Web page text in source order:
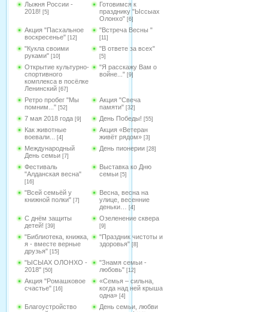
Лыжня России -
2018! [5]
Готовимся к
празднику "Ыссыах
Олонхо" [6]
Акция "Пасхальное
воскресенье" [12]
"Встреча Весны "
[11]
"Кукла своими
руками" [10]
"В ответе за всех"
[5]
Открытие культурно-
спортивного
комплекса в посёлке
Ленинский [67]
"Я расскажу Вам о
войне..." [9]
Ретро пробег "Мы
помним..." [52]
Акция "Свеча
памяти" [32]
7 мая 2018 года [9] День Победы! [55]
Как животные
воевали...
[4]
Акция «Ветеран
живёт рядом» [3]
Международный
День семьи [7]
День пионерии [28]
Фестиваль
"Алданская весна"
[16]
Выставка ко Дню
семьи [5]
"Всей семьёй у
книжной полки" [7]
Весна, весна на
улице, весенние
деньки…
[4]
С днём защиты
детей! [39]
Озеленение сквера
[9]
"Библиотека, книжка,
я - вместе верные
друзья" [15]
"Праздник чистоты и
здоровья" [8]
"ЫСЫАХ ОЛОНХО -
2018" [50]
"Знамя семьи -
любовь" [12]
Акция "Ромашковое
счастье" [16]
«Семья – сильна,
когда над ней крыша
одна» [4]
Благоустройство
День семьи, любви